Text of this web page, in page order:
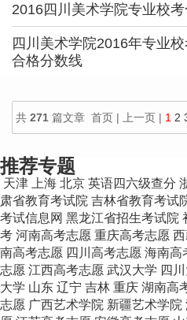
2016四川美术学院专业校
四川美术学院2016年专业
合格分数线
共 271 篇文章 首页 | 上一页 | 1 2
推荐专题
天津 上海 北京 英语四六级查分
肃省教育考试院 吉林省教育考试
考试信息网 黑龙江省招生考试院
考 河南高考志愿 重庆高考志愿
南高考志愿 四川高考志愿 海南高
志愿 江西高考志愿 武汉大学 四
大学 山东 辽宁 吉林 重庆 湖南高
志愿 广西艺术学院 新疆艺术学院